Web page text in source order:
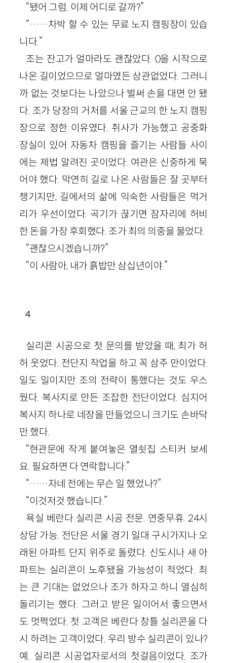
“됐어 그럼. 이제 어디로 갈까?”
“……차박 할 수 있는 무료 노지 캠핑장이 있습
니다.”
조는 잔고가 얼마라도 괜찮았다. 0을 시작으로
나온 길이었으므로 얼마였든 상관없었다. 그러니
까 없는 것보다는 나았으나 벌써 손을 대면 안 됐
다. 조가 당장의 거처를 서울 근교의 한 노지 캠핑
장으로 정한 이유였다. 취사가 가능했고 공중화
장실이 있어 자동차 캠핑을 즐기는 사람들 사이
에는 제법 알려진 곳이었다. 여관은 신중하게 묵
어야 했다. 막연히 길로 나온 사람들은 잘 곳부터
챙기지만, 길에서의 삶에 익숙한 사람들은 먹거
리가 우선이었다. 곡기가 끊기면 잠자리에 허비
한 돈을 가장 후회했다. 조가 최의 의중을 물었다.
“괜찮으시겠습니까?”
“이 사람아, 내가 흙밥만 삼십년이야.”
4
실리콘 시공으로 첫 문의를 받았을 때, 최가 허
허 웃었다. 전단지 작업을 하고 꼭 삼주 만이었다.
일도 일이지만 조의 전략이 통했다는 것도 우스
웠다. 복사지로 만든 조잡한 전단이었다. 심지어
복사지 하나로 네장을 만들었으니 크기도 손바닥
만 했다.
“현관문에 작게 붙여놓은 열쇳집 스티커 보세
요. 필요하면 다 연락합니다.”
“……자네 전에는 무슨 일 했었나?”
“이것저것 했습니다.”
욕실 베란다 실리콘 시공 전문. 연중무휴. 24시
상담 가능. 전단은 서울 경기 일대 구시가지나 오
래된 아파트 단지 위주로 돌렸다. 신도시나 새 아
파트는 실리콘이 노후됐을 가능성이 적었다. 최
는 큰 기대는 없었으나 조가 하자고 하니 열심히
돌리기는 했다. 그러고 받은 일이어서 좋으면서
도 멋쩍었다. 첫 고객은 베란다 창틀 실리콘을 다
시 하려는 고객이었다. 우리 방수 실리콘이 있나?
예. 실리콘 시공업자로서의 첫걸음이었다. 조가